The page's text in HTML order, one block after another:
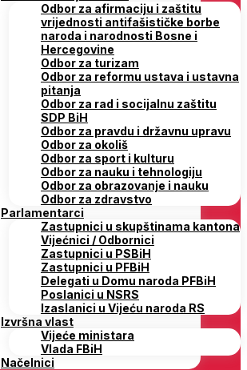
Odbor za afirmaciju i zaštitu
vrijednosti antifašističke borbe
naroda i narodnosti Bosne i
Hercegovine
Odbor za turizam
Odbor za reformu ustava i ustavna
pitanja
Odbor za rad i socijalnu zaštitu
SDP BiH
Odbor za pravdu i državnu upravu
Odbor za okoliš
Odbor za sport i kulturu
Odbor za nauku i tehnologiju
Odbor za obrazovanje i nauku
Odbor za zdravstvo
Parlamentarci
Zastupnici u skupštinama kantona
Vijećnici / Odbornici
Zastupnici u PSBiH
Zastupnici u PFBiH
Delegati u Domu naroda PFBiH
Poslanici u NSRS
Izaslanici u Vijeću naroda RS
Izvršna vlast
Vijeće ministara
Vlada FBiH
Načelnici